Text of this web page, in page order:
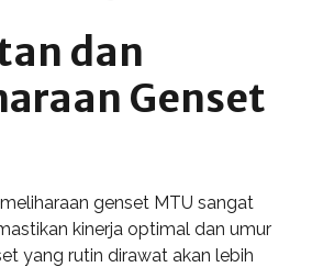
dan
Genset
genset MTU sangat
kinerja optimal dan umur
yang rutin dirawat akan lebih